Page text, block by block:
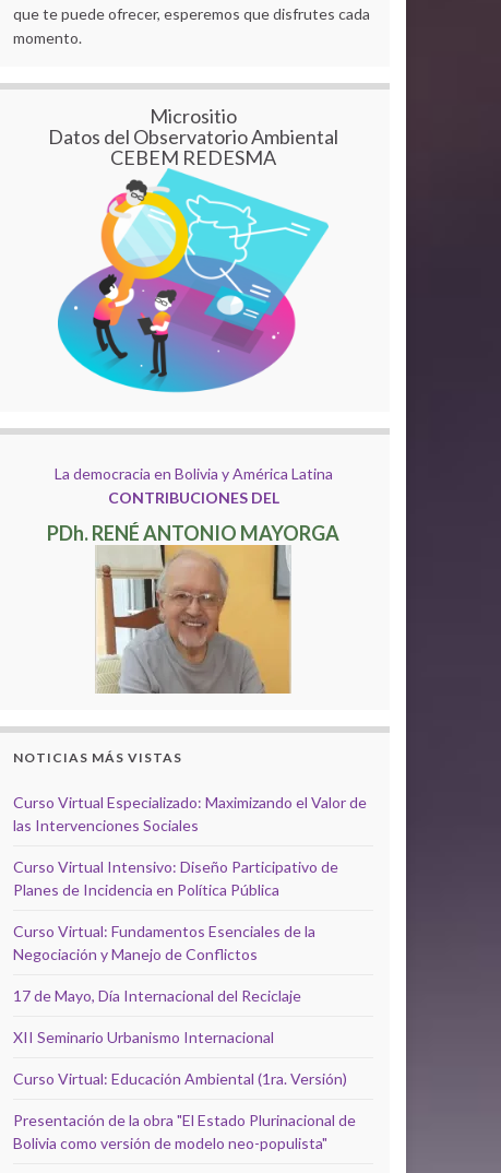
que te puede ofrecer, esperemos que disfrutes cada
momento.
Micrositio
Datos del Observatorio Ambiental
CEBEM REDESMA
La democracia en Bolivia y América Latina
CONTRIBUCIONES DEL
PDh. RENÉ ANTONIO MAYORGA
NOTICIAS MÁS VISTAS
Curso Virtual Especializado: Maximizando el Valor de
las Intervenciones Sociales
Curso Virtual Intensivo: Diseño Participativo de
Planes de Incidencia en Política Pública
Curso Virtual: Fundamentos Esenciales de la
Negociación y Manejo de Conflictos
17 de Mayo, Día Internacional del Reciclaje
XII Seminario Urbanismo Internacional
Curso Virtual: Educación Ambiental (1ra. Versión)
Presentación de la obra "El Estado Plurinacional de
Bolivia como versión de modelo neo-populista"